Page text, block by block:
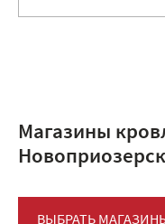
Магазины
ВЫБРАТЬ